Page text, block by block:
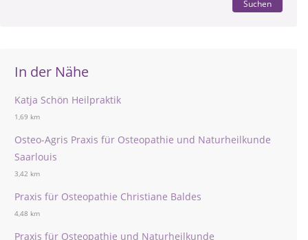
Suchen
In der Nähe
Katja Schön Heilpraktik
1,69 km
Osteo-Agris Praxis für Osteopathie und Naturheilkunde
Saarlouis
3,42 km
Praxis für Osteopathie Christiane Baldes
4,48 km
Praxis für Osteopathie und Naturheilkunde